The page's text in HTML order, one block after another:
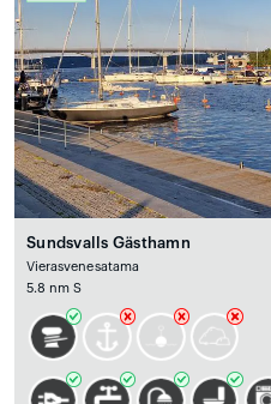
Sundsvalls Gästhamn
Vierasvenesatama
5.8 nm S